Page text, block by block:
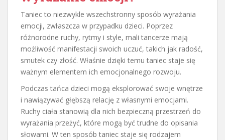
Taniec to niezwykle wszechstronny sposób wyrażania
emocji, zwłaszcza w przypadku dzieci. Poprzez
różnorodne ruchy, rytmy i style, mali tancerze mają
możliwość manifestacji swoich uczuć, takich jak radość,
smutek czy złość. Właśnie dzięki temu taniec staje się
ważnym elementem ich emocjonalnego rozwoju.
Podczas tańca dzieci mogą eksplorować swoje wnętrze
i nawiązywać głębszą relację z własnymi emocjami.
Ruchy ciała stanowią dla nich bezpieczną przestrzeń do
wyrażania przeżyć, które mogą być trudne do opisania
słowami. W ten sposób taniec staje się rodzajem